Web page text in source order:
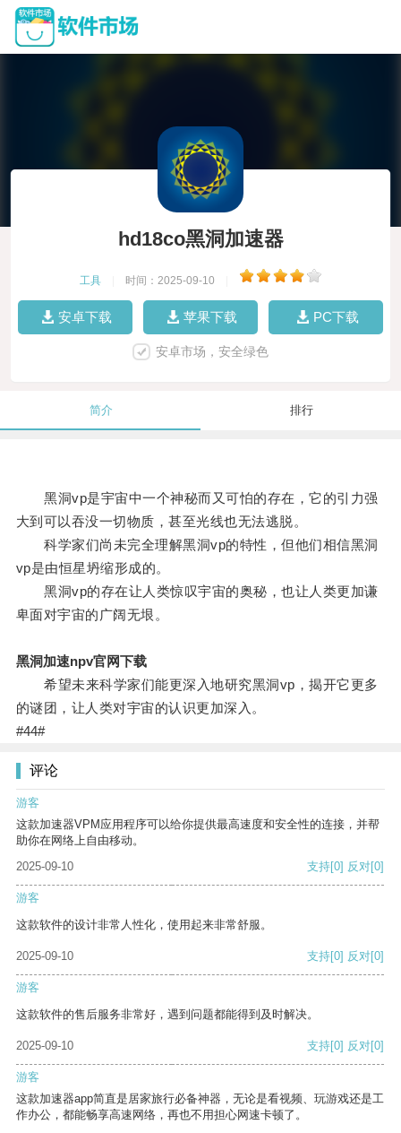
hd18co黑洞加速器
工具 时间：2025-09-10
安卓下载 苹果下载 PC下载
安卓市场，安全绿色
简介 排行
黑洞vp是宇宙中一个神秘而又可怕的存在，它的引力强
大到可以吞没一切物质，甚至光线也无法逃脱。
科学家们尚未完全理解黑洞vp的特性，但他们相信黑洞
vp是由恒星坍缩形成的。
黑洞vp的存在让人类惊叹宇宙的奥秘，也让人类更加谦
卑面对宇宙的广阔无垠。
黑洞加速npv官网下载
希望未来科学家们能更深入地研究黑洞vp，揭开它更多
的谜团，让人类对宇宙的认识更加深入。
#44#
评论
游客
这款加速器VPM应用程序可以给你提供最高速度和安全性的连接，并帮
助你在网络上自由移动。
2025-09-10
支持[0] 反对[0]
游客
这款软件的设计非常人性化，使用起来非常舒服。
2025-09-10 支持[0] 反对[0]
游客
这款软件的售后服务非常好，遇到问题都能得到及时解决。
2025-09-10 支持[0] 反对[0]
游客
这款加速器app简直是居家旅行必备神器，无论是看视频、玩游戏还是工
作办公，都能畅享高速网络，再也不用担心网速卡顿了。